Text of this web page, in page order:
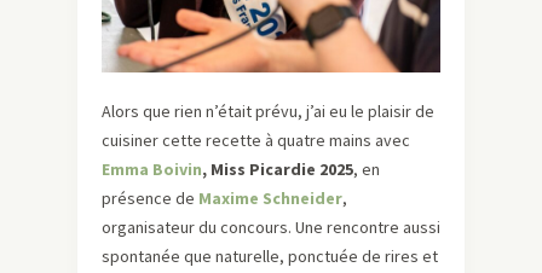
Alors que rien n’était prévu, j’ai eu le plaisir de
cuisiner cette recette à quatre mains avec
Emma Boivin, Miss Picardie 2025, en
présence de Maxime Schneider,
organisateur du concours. Une rencontre aussi
spontanée que naturelle, ponctuée de rires et